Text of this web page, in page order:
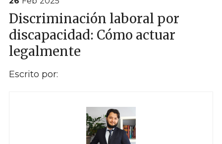
Discriminación laboral por
discapacidad: Cómo actuar
legalmente
Escrito por: